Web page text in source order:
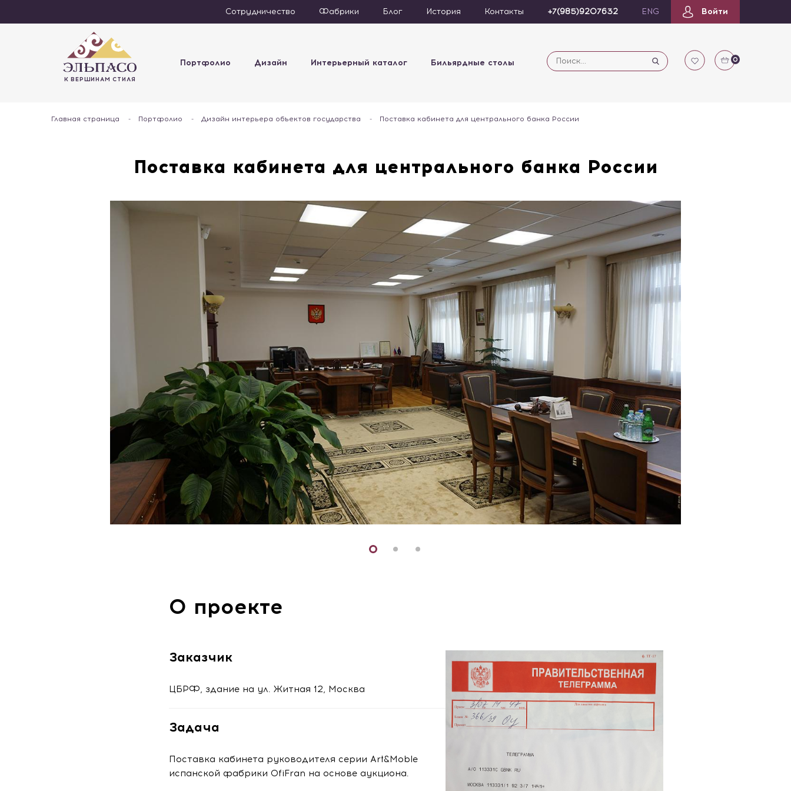
Сотрудничество Фабрики Блог История Контакты +7(985)9207632 ENG Войти
К ВЕРШИНАМ СТИЛЯ
0
Портфолио Дизайн Интерьерный каталог Бильярдные столы
Главная страница - Портфолио - Дизайн интерьера объектов государства - Поставка кабинета для центрального банка России
Поставка кабинета для центрального банка России
О проекте
Заказчик
ЦБРФ, здание на ул. Житная 12, Москва
Задача
Поставка кабинета руководителя серии Art&Moble
испанской фабрики OfiFran на основе аукциона.